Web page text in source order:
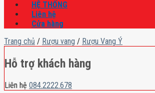
HỆ THỐNG
Liên hệ
Cửa hàng
Trang chủ / Rượu vang / Rượu Vang Ý
Hỗ trợ khách hàng
Liên hệ 084.2222.678